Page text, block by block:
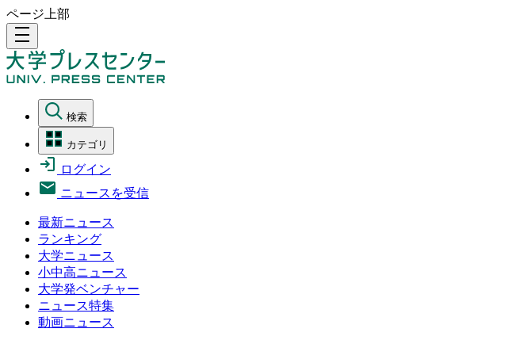
ページ上部
density_medium
検索
カテゴリ
ログイン
ニュースを受信
最新ニュース
ランキング
大学ニュース
小中高ニュース
大学発ベンチャー
ニュース特集
動画ニュース